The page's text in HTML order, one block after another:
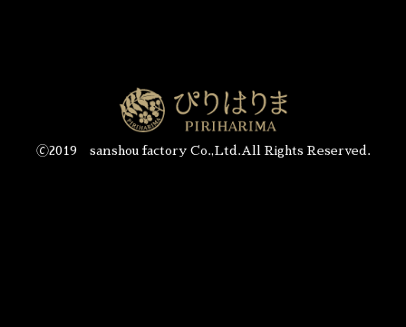
🄫2019 sanshou factory Co.,Ltd.All Rights Reserved.